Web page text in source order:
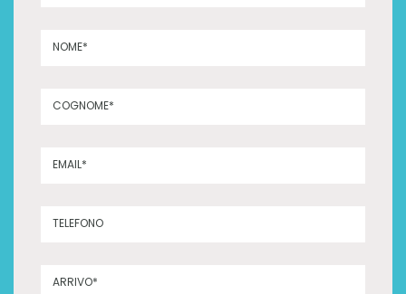
NOME*
COGNOME*
EMAIL*
TELEFONO
ARRIVO*